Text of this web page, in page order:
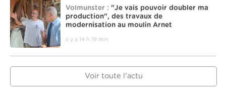
Volmunster : "Je vais pouvoir doubler ma
production", des travaux de
modernisation au moulin Arnet
il y a 14 h 19 min
Voir toute l'actu